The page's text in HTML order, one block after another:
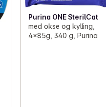
Purina ONE SterilCat
med okse og kylling,
4x85g, 340 g, Purina